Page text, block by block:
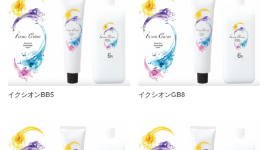
イクシオンBB5 イクシオンGB8